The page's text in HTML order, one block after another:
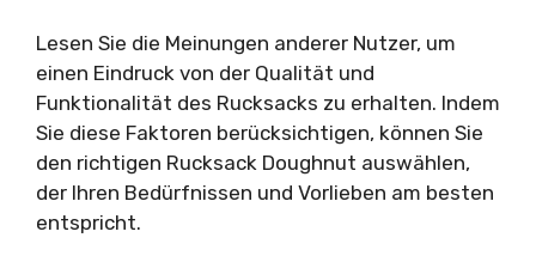
Lesen Sie die Meinungen anderer Nutzer, um
einen Eindruck von der Qualität und
Funktionalität des Rucksacks zu erhalten. Indem
Sie diese Faktoren berücksichtigen, können Sie
den richtigen Rucksack Doughnut auswählen,
der Ihren Bedürfnissen und Vorlieben am besten
entspricht.